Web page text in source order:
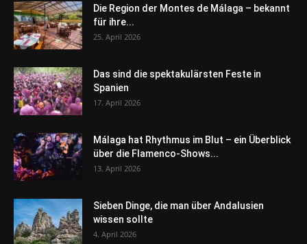
Die Region der Montes de Málaga – bekannt
für ihre...
25. April 2026
Das sind die spektakulärsten Feste in
Spanien
17. April 2026
Málaga hat Rhythmus im Blut – ein Überblick
über die Flamenco-Shows...
13. April 2026
Sieben Dinge, die man über Andalusien
wissen sollte
4. April 2026